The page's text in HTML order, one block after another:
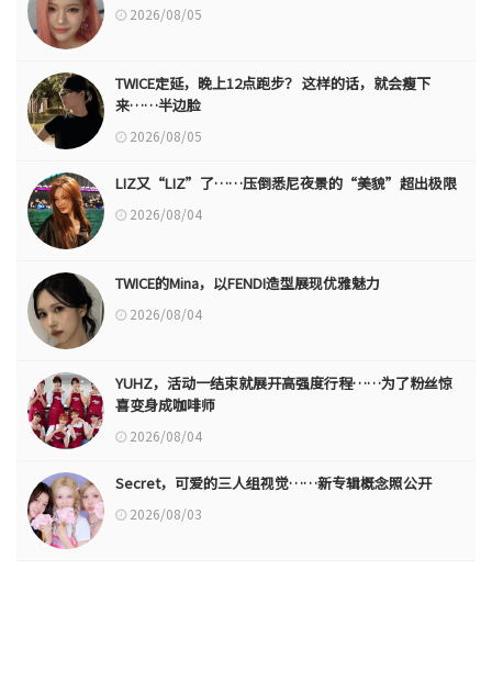
2026/08/05
TWICE定延，晚上12点跑步？ 这样的话，就会瘦下
来……半边脸
2026/08/05
LIZ又“LIZ”了……压倒悉尼夜景的“美貌”超出极限
2026/08/04
TWICE的Mina，以FENDI造型展现优雅魅力
2026/08/04
YUHZ，活动一结束就展开高强度行程……为了粉丝惊
喜变身成咖啡师
2026/08/04
Secret，可爱的三人组视觉……新专辑概念照公开
2026/08/03